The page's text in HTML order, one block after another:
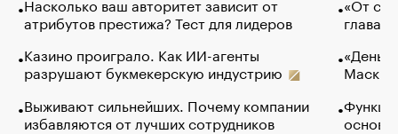
атрибутов престижа? Тест для лидеров
Казино проиграло. Как ИИ-агенты
разрушают букмекерскую индустрию
Выживают сильнейших. Почему компании
избавляются от лучших сотрудников
глава
Маск в
основ